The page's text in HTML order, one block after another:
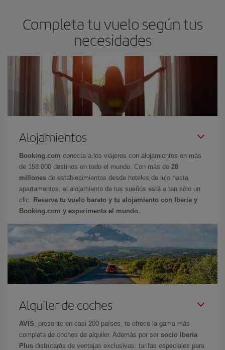
Completa tu vuelo según tus
necesidades
Alojamientos
Booking.com conecta a los viajeros con alojamientos en más
de 158.000 destinos en todo el mundo. Con más de 28
millones de establecimientos desde hoteles de lujo hasta
apartamentos, el alojamiento de tus sueños está a tan sólo un
clic.
Reserva tu vuelo barato y tu alojamiento con Iberia y
Booking.com y experimenta el mundo.
Alquiler de coches
AVIS , presente en casi 200 países, te ofrece la gama más
completa de coches de alquiler. Además por ser socio Iberia
Plus disfrutarás de ventajas exclusivas: tarifas especiales para